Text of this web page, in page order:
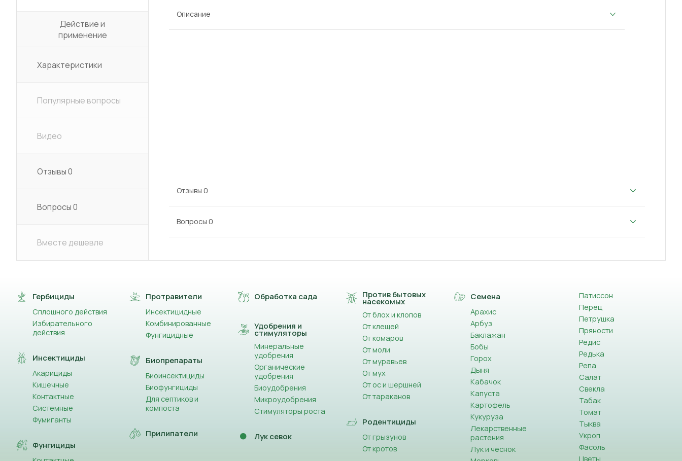
Действие и
применение
Характеристики
Популярные вопросы
Видео
Отзывы0
Вопросы0
Вместе дешевле
Описание
Отзывы 0
Вопросы 0
Гербициды
Сплошного действия
Избирательного
действия
Инсектициды
Акарициды
Кишечные
Контактные
Системные
Фумиганты
Фунгициды
Протравители
Инсектицидные
Комбинированные
Фунгицидные
Биопрепараты
Биоинсектициды
Биофунгициды
Для септиков и
компоста
Прилипатели
Обработка сада
Удобрения и
стимуляторы
Минеральные
удобрения
Органические
удобрения
Биоудобрения
Микроудобрения
Стимуляторы роста
Лук севок
Против бытовых
насекомых
От блох и клопов
От клещей
От комаров
От моли
От муравьев
От мух
От ос и шершней
От тараканов
Родентициды
От грызунов
От кротов
Семена
Арахис
Арбуз
Баклажан
Бобы
Горох
Дыня
Кабачок
Капуста
Картофель
Кукуруза
Лекарственные
растения
Лук и чеснок
Патиссон
Перец
Петрушка
Пряности
Редис
Редька
Репа
Салат
Свекла
Табак
Томат
Тыква
Укроп
Фасоль
Цветы